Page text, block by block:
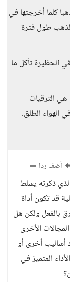
كلما أخرجتها في
طول فترة
الحظيرة تأكل ما
الترقيات
الهواء الطلق.
أضف ردا
ذكرته يسلط
قد تكون أداة
بالفعل ولكن هل
الأخرى
أساليب أخرى أو
المتميز في